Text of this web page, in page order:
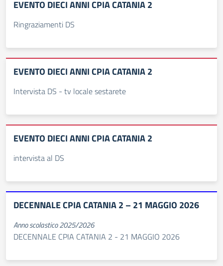
EVENTO DIECI ANNI CPIA CATANIA 2
Ringraziamenti DS
EVENTO DIECI ANNI CPIA CATANIA 2
Intervista DS - tv locale sestarete
EVENTO DIECI ANNI CPIA CATANIA 2
intervista al DS
DECENNALE CPIA CATANIA 2 – 21 MAGGIO 2026
Anno scolastico 2025/2026
DECENNALE CPIA CATANIA 2 - 21 MAGGIO 2026